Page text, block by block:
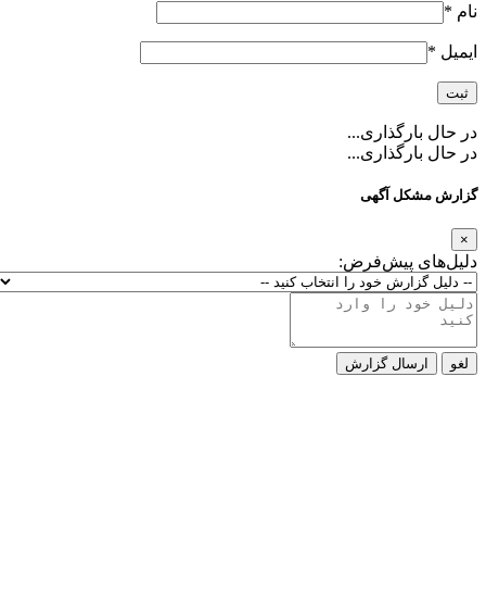
نام *
ایمیل *
در حال بارگذاری...
در حال بارگذاری...
گزارش مشکل آگهی
×
دلیل‌های پیش‌فرض:
لغو ارسال گزارش